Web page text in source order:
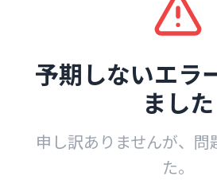
予期しないエラ
ました
申し訳ありませんが、問
た。